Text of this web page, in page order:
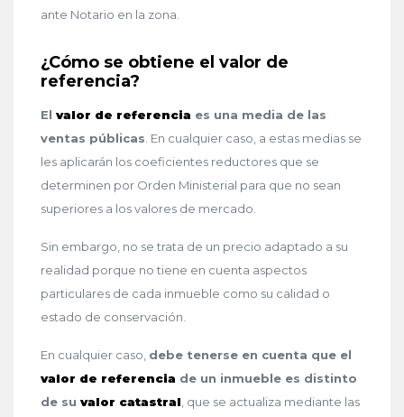
ante Notario en la zona.
¿Cómo se obtiene el valor de
referencia?
El valor de referencia es una media de las
ventas públicas. En cualquier caso, a estas medias se
les aplicarán los coeficientes reductores que se
determinen por Orden Ministerial para que no sean
superiores a los valores de mercado.
Sin embargo, no se trata de un precio adaptado a su
realidad porque no tiene en cuenta aspectos
particulares de cada inmueble como su calidad o
estado de conservación.
En cualquier caso, debe tenerse en cuenta que el
valor de referencia de un inmueble es distinto
de su valor catastral, que se actualiza mediante las